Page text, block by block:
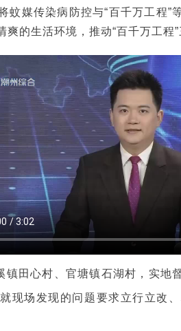
蚊媒传染病防控与“百千万工程”
的生活环境，推动“百千万工程”
镇田心村、官塘镇石湖村，实地
现场发现的问题要求立行立改